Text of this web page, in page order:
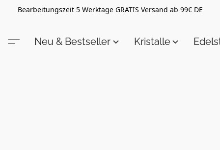
Bearbeitungszeit 5 Werktage GRATIS Versand ab 99€ DE
Neu & Bestseller Kristalle